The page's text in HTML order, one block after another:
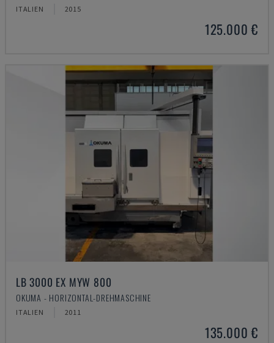
ITALIEN 2015
125.000 €
LB 3000 EX MYW 800
OKUMA - HORIZONTAL-DREHMASCHINE
ITALIEN 2011
135.000 €